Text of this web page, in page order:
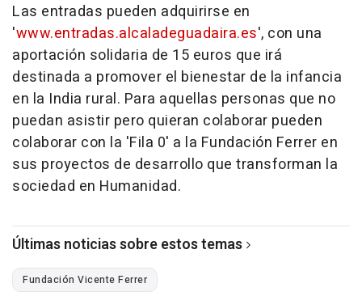
Las entradas pueden adquirirse en
'www.entradas.alcaladeguadaira.es', con una
aportación solidaria de 15 euros que irá
destinada a promover el bienestar de la infancia
en la India rural. Para aquellas personas que no
puedan asistir pero quieran colaborar pueden
colaborar con la 'Fila 0' a la Fundación Ferrer en
sus proyectos de desarrollo que transforman la
sociedad en Humanidad.
Últimas noticias sobre estos temas
Fundación Vicente Ferrer